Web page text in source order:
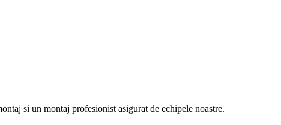
si un montaj profesionist asigurat de echipele noastre.